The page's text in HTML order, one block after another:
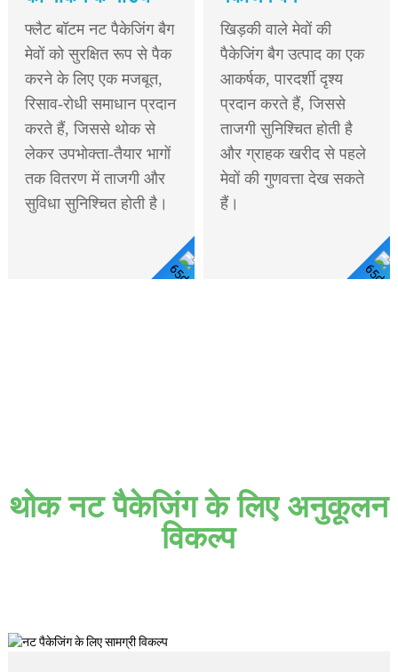
फ्लैट बॉटम नट पैकेजिंग बैग
मेवों को सुरक्षित रूप से पैक
करने के लिए एक मजबूत,
रिसाव-रोधी समाधान प्रदान
करते हैं, जिससे थोक से
लेकर उपभोक्ता-तैयार भागों
तक वितरण में ताजगी और
सुविधा सुनिश्चित होती है।
खिड़की वाले मेवों की
पैकेजिंग बैग उत्पाद का एक
आकर्षक, पारदर्शी दृश्य
प्रदान करते हैं, जिससे
ताजगी सुनिश्चित होती है
और ग्राहक खरीद से पहले
मेवों की गुणवत्ता देख सकते
हैं।
थोक नट पैकेजिंग के लिए अनुकूलन
विकल्प